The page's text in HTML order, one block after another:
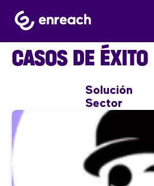
CASOS DE ÉXITO
Solución
Sector